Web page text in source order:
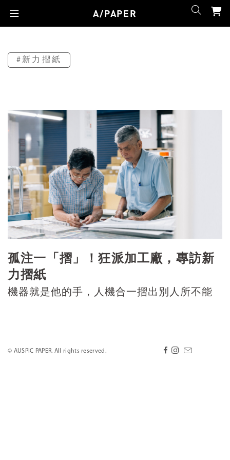
A/PAPER
#新力摺紙
孤注一「摺」！狂派加工廠，專訪新
力摺紙
機器就是他的手，人機合一摺出別人所不能
© AUSPIC PAPER. All rights reserved.